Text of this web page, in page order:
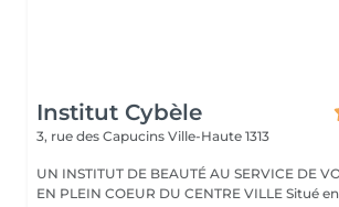
Institut Cybèle
3, rue des Capucins Ville-Haute 1313
UN INSTITUT DE BEAUTÉ AU SERVICE DE
EN PLEIN COEUR DU CENTRE VILLE Situé en plein centre ville